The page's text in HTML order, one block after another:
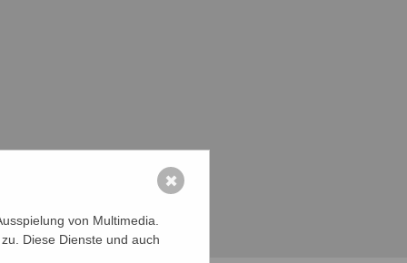
von Multimedia.
Diese Dienste und auch
✖